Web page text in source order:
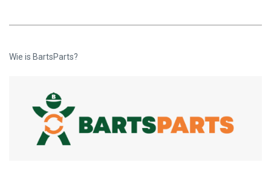
Wie is BartsParts?